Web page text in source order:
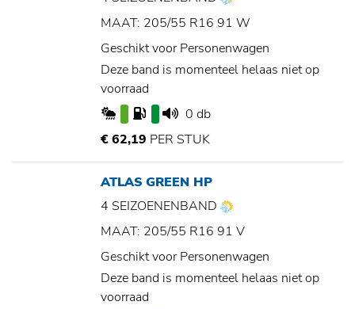
MAAT: 205/55 R16 91 W
Geschikt voor Personenwagen
Deze band is momenteel helaas niet op
voorraad
0 db
€ 62,19 PER STUK
ATLAS GREEN HP
4 SEIZOENENBAND
MAAT: 205/55 R16 91 V
Geschikt voor Personenwagen
Deze band is momenteel helaas niet op
voorraad